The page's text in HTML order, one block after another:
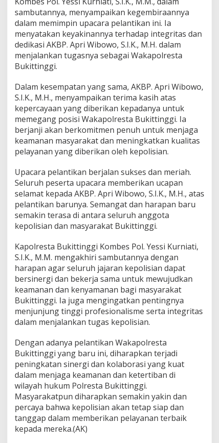
sambutannya, menyampaikan kegembiraannya
dalam memimpin upacara pelantikan ini. Ia
menyatakan keyakinannya terhadap integritas dan
dedikasi AKBP. Apri Wibowo, S.I.K., M.H. dalam
menjalankan tugasnya sebagai Wakapolresta
Bukittinggi.
Dalam kesempatan yang sama, AKBP. Apri Wibowo,
S.I.K., M.H., menyampaikan terima kasih atas
kepercayaan yang diberikan kepadanya untuk
memegang posisi Wakapolresta Bukittinggi. Ia
berjanji akan berkomitmen penuh untuk menjaga
keamanan masyarakat dan meningkatkan kualitas
pelayanan yang diberikan oleh kepolisian.
Upacara pelantikan berjalan sukses dan meriah.
Seluruh peserta upacara memberikan ucapan
selamat kepada AKBP. Apri Wibowo, S.I.K., M.H., atas
pelantikan barunya. Semangat dan harapan baru
semakin terasa di antara seluruh anggota
kepolisian dan masyarakat Bukittinggi.
Kapolresta Bukittinggi Kombes Pol. Yessi Kurniati,
S.I.K., M.M. mengakhiri sambutannya dengan
harapan agar seluruh jajaran kepolisian dapat
bersinergi dan bekerja sama untuk mewujudkan
keamanan dan kenyamanan bagi masyarakat
Bukittinggi. Ia juga mengingatkan pentingnya
menjunjung tinggi profesionalisme serta integritas
dalam menjalankan tugas kepolisian.
Dengan adanya pelantikan Wakapolresta
Bukittinggi yang baru ini, diharapkan terjadi
peningkatan sinergi dan kolaborasi yang kuat
dalam menjaga keamanan dan ketertiban di
wilayah hukum Polresta Bukittinggi.
Masyarakatpun diharapkan semakin yakin dan
percaya bahwa kepolisian akan tetap siap dan
tanggap dalam memberikan pelayanan terbaik
kepada mereka.(AK)